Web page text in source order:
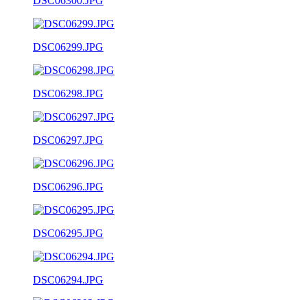
DSC06299.JPG
DSC06298.JPG
DSC06297.JPG
DSC06296.JPG
DSC06295.JPG
DSC06294.JPG